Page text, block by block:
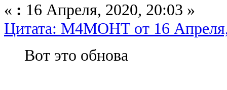
« : 16 Апреля, 2020, 20:03 »
Цитата: M4MOHT от 16
Вот это обнова